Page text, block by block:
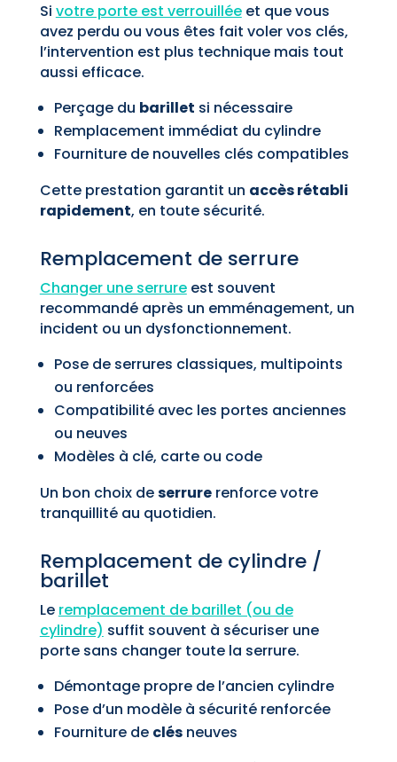
Si votre porte est verrouilléeet que vous
avez perdu ou vous êtes fait voler vos clés,
l’intervention est plus technique mais tout
aussi efficace.
Perçage du barillet si nécessaire
Remplacement immédiat du cylindre
Fourniture de nouvelles clés compatibles
Cette prestation garantit un accès rétabli
rapidement, en toute sécurité.
Remplacement de serrure
Changer une serrureest souvent
recommandé après un emménagement, un
incident ou un dysfonctionnement.
Pose de serrures classiques, multipoints
ou renforcées
Compatibilité avec les portes anciennes
ou neuves
Modèles à clé, carte ou code
Un bon choix deserrurerenforce votre
tranquillité au quotidien.
Remplacement de cylindre /
barillet
Le remplacement de barillet (ou de
cylindre) suffit souvent à sécuriser une
porte sans changer toute la serrure.
Démontage propre de l’ancien cylindre
Pose d’un modèle à sécurité renforcée
Fourniture de clésneuves